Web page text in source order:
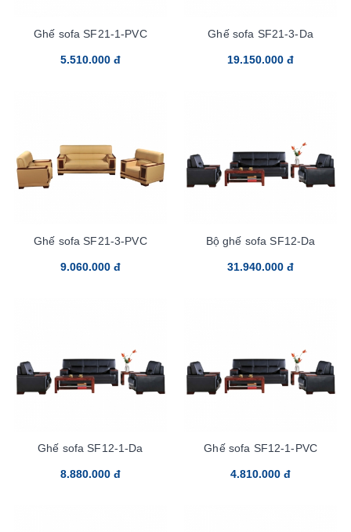
Ghế sofa SF21-1-PVC
5.510.000 đ
Ghế sofa SF21-3-Da
19.150.000 đ
Ghế sofa SF21-3-PVC
9.060.000 đ
Bộ ghế sofa SF12-Da
31.940.000 đ
Ghế sofa SF12-1-Da
8.880.000 đ
Ghế sofa SF12-1-PVC
4.810.000 đ